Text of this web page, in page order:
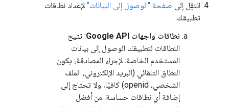
انتقِل إلى صفحة "الوصول إلى البيانات" لإعداد نطاقات
تطبيقك.
نطاقات واجهات Google API
: تتيح
النطاقات لتطبيقك الوصول إلى بيانات
المستخدم الخاصة. لإجراء المصادقة، يكون
النطاق التلقائي (البريد الإلكتروني، الملف
الشخصي، openid) كافيًا، ولا تحتاج إلى
إضافة أي نطاقات حساسة. من أفضل